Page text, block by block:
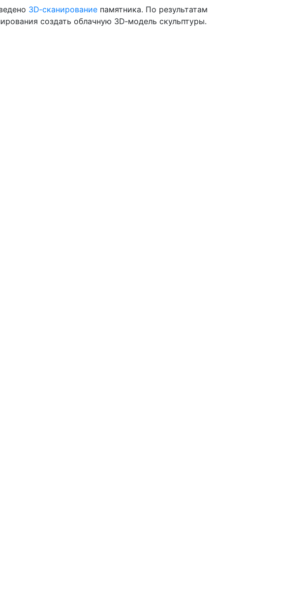
3D‑сканирование памятника. По результатам
создать облачную 3D‑модель скульптуры.